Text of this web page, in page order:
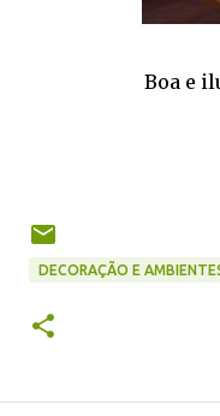
Boa e
DECORAÇÃO E